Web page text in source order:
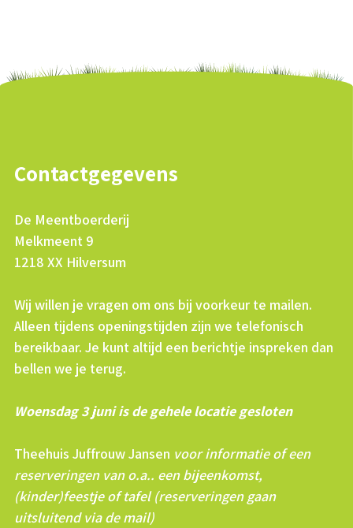
Contactgegevens
De Meentboerderij
Melkmeent 9
1218 XX Hilversum
Wij willen je vragen om ons bij voorkeur te mailen.
Alleen tijdens openingstijden zijn we telefonisch
bereikbaar. Je kunt altijd een berichtje inspreken dan
bellen we je terug.
Woensdag 3 juni is de gehele locatie gesloten
Theehuis Juffrouw Jansen voor informatie of een
reserveringen van o.a.. een bijeenkomst,
(kinder)feestje of tafel (reserveringen gaan
uitsluitend via de mail)